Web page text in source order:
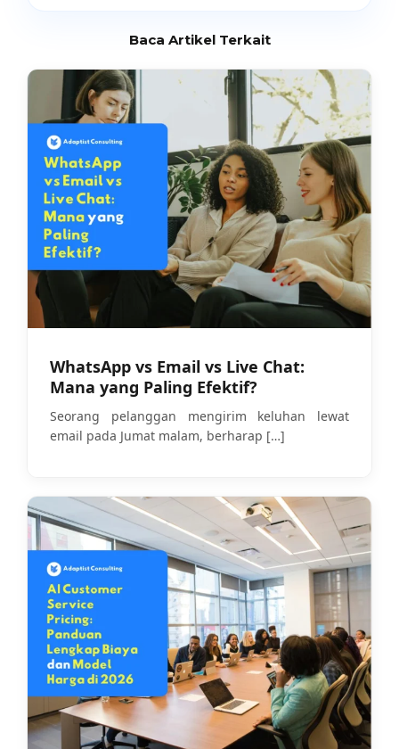
Baca Artikel Terkait
WhatsApp vs Email vs Live Chat:
Mana yang Paling Efektif?
Seorang pelanggan mengirim keluhan lewat
email pada Jumat malam, berharap […]